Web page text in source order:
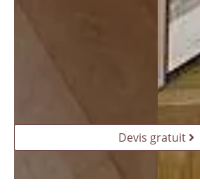
Devis gratuit